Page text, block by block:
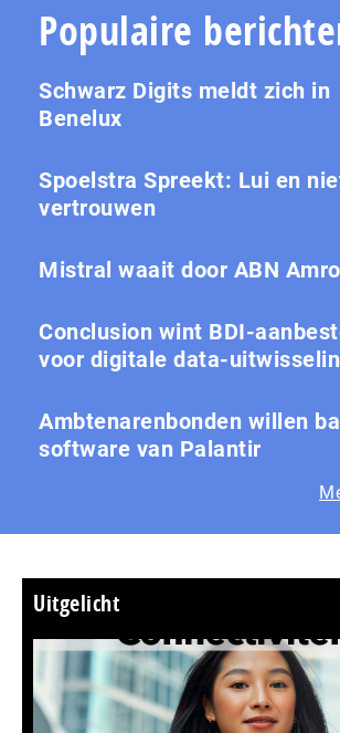
Populaire
Schwarz Digits meldt zich in
Benelux
Spoelstra Spreekt: Lui en
vertrouwen
Mistral waait door ABN Amro
Conclusion wint BDI-
voor digitale data-
Ambtenarenbonden willen
software van Palantir
Uitgelicht